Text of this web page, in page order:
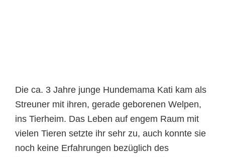
Die ca. 3 Jahre junge Hundemama Kati kam als
Streuner mit ihren, gerade geborenen Welpen,
ins Tierheim. Das Leben auf engem Raum mit
vielen Tieren setzte ihr sehr zu, auch konnte sie
noch keine Erfahrungen bezüglich des